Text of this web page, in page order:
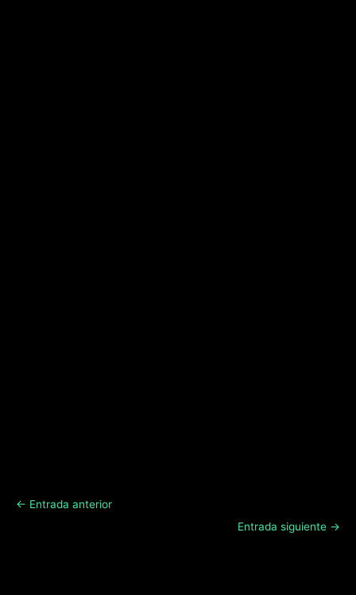
← Entrada anterior
Entrada siguiente →